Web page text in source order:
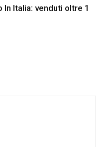
In Italia: venduti oltre 1